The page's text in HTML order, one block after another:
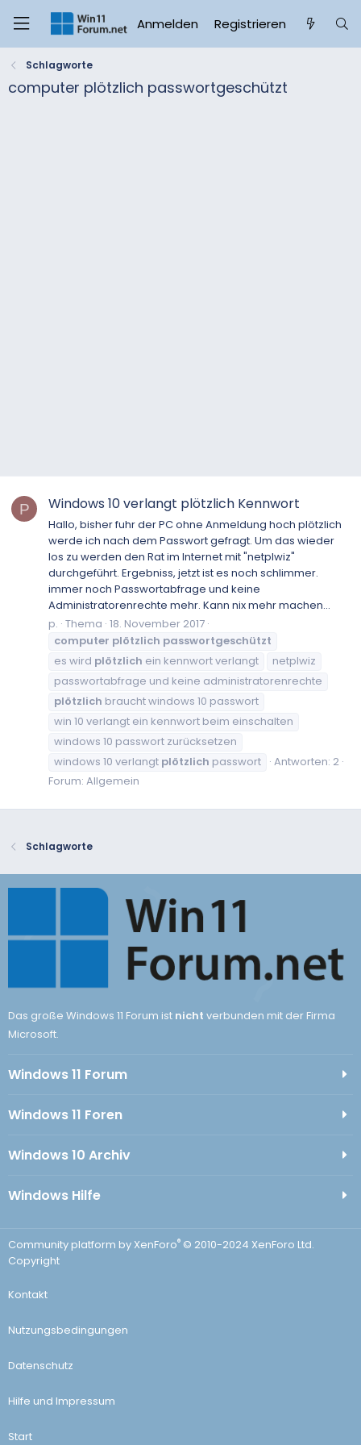
Anmelden Registrieren
Schlagworte
computer plötzlich passwortgeschützt
P Windows 10 verlangt plötzlich Kennwort
Hallo, bisher fuhr der PC ohne Anmeldung hoch plötzlich
werde ich nach dem Passwort gefragt. Um das wieder
los zu werden den Rat im Internet mit "netplwiz"
durchgeführt. Ergebniss, jetzt ist es noch schlimmer.
immer noch Passwortabfrage und keine
Administratorenrechte mehr. Kann nix mehr machen...
p. Thema 18. November 2017
computer plötzlich passwortgeschützt
es wird plötzlich ein kennwort verlangt
netplwiz
passwortabfrage und keine administratorenrechte
plötzlich braucht windows 10 passwort
win 10 verlangt ein kennwort beim einschalten
windows 10 passwort zurücksetzen
windows 10 verlangt plötzlich passwort
Antworten: 2
Forum: Allgemein
Schlagworte
Das große Windows 11 Forum ist nicht verbunden mit der Firma
Microsoft.
Windows 11 Forum
Windows 11 Foren
Windows 10 Archiv
Windows Hilfe
Community platform by XenForo® © 2010-2024 XenForo Ltd.
Copyright
Kontakt
Nutzungsbedingungen
Datenschutz
Hilfe und Impressum
Start